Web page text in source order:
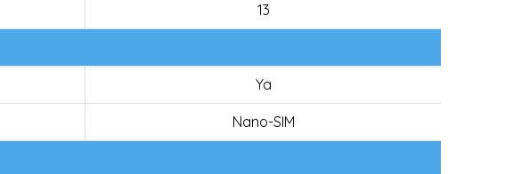
13
Ya
Nano-SIM